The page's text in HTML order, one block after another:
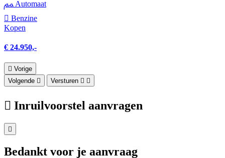
Automaat
Benzine
Kopen
€ 24.950,-
Vorige
Volgende
Versturen
Inruilvoorstel aanvragen
Bedankt voor je aanvraag